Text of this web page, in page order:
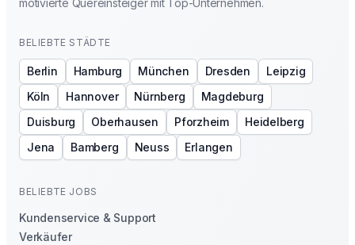
motivierte Quereinsteiger mit Top-Unternehmen.
BELIEBTE STÄDTE
Berlin Hamburg München Dresden
Leipzig
Köln
Hannover Nürnberg
Magdeburg
Duisburg
Oberhausen Pforzheim
Heidelberg
Jena
Bamberg Neuss Erlangen
BELIEBTE JOBS
Kundenservice & Support
Verkäufer